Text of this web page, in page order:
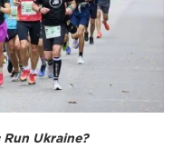
Run Ukraine?